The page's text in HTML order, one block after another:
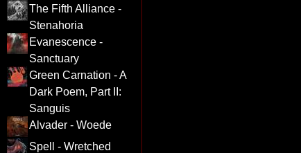
The Fifth Alliance -
Stenahoria
Evanescence -
Sanctuary
Green Carnation - A
Dark Poem, Part II:
Sanguis
Alvader - Woede
Spell - Wretched